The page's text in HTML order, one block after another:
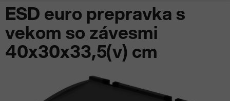
ESD euro prepravka s
vekom so závesmi
40x30x33,5(v) cm